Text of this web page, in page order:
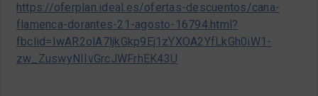
https://oferplan.ideal.es/ofertas-descuentos/cana-
flamenca-dorantes-21-agosto-16794.html?
fbclid=IwAR2olA7ljkGkp9Ej1zYXOA2YfLkGh0iW1-
zw_ZuswyNIIvGrcJWFrhEK43U